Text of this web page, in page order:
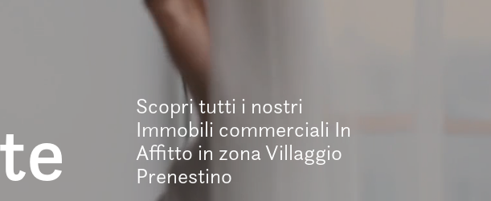
Scopri tutti i nostri
Immobili commerciali In
Affitto in zona Villaggio
Prenestino